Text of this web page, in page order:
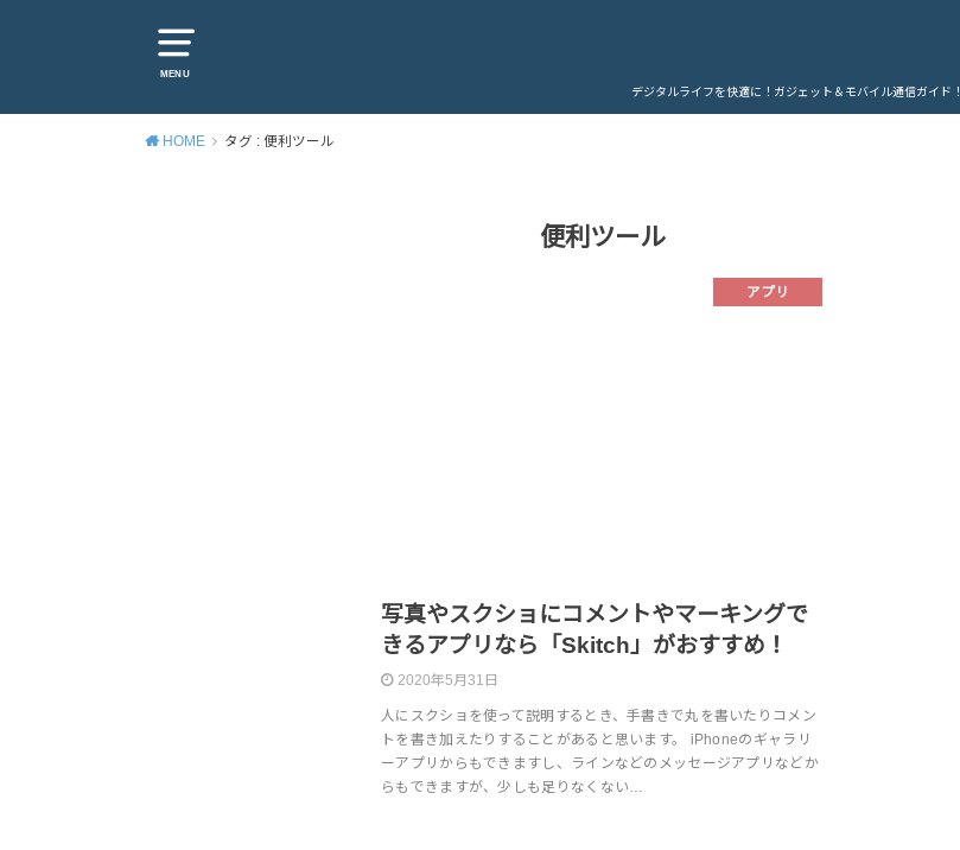
MENU
デジタルライフを快適に！ガジェット＆モバイル通信ガイド！
HOME タグ : 便利ツール
便利ツール
アプリ
写真やスクショにコメントやマーキングで
きるアプリなら「Skitch」がおすすめ！
2020年5月31日
人にスクショを使って説明するとき、手書きで丸を書いたりコメン
トを書き加えたりすることがあると思います。 iPhoneのギャラリ
ーアプリからもできますし、ラインなどのメッセージアプリなどか
らもできますが、少しも足りなくない…